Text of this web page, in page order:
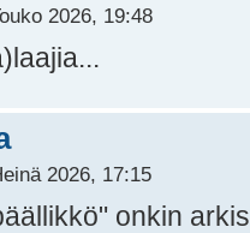
2026, 19:48
2026, 17:15
onkin